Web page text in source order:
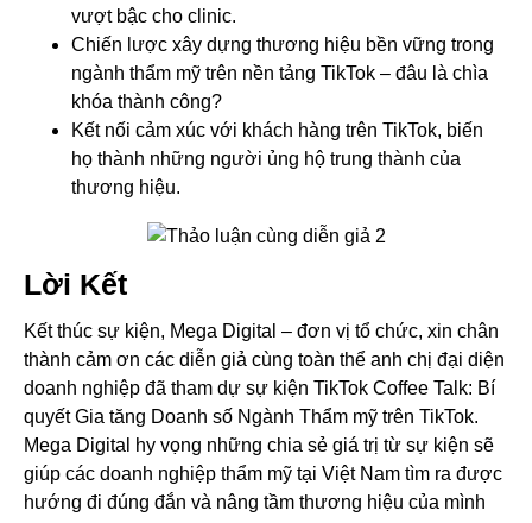
vượt bậc cho clinic.
Chiến lược xây dựng thương hiệu bền vững trong
ngành thẩm mỹ trên nền tảng TikTok – đâu là chìa
khóa thành công?
Kết nối cảm xúc với khách hàng trên TikTok, biến
họ thành những người ủng hộ trung thành của
thương hiệu.
Lời Kết
Kết thúc sự kiện, Mega Digital – đơn vị tổ chức, xin chân
thành cảm ơn các diễn giả cùng toàn thể anh chị đại diện
doanh nghiệp đã tham dự sự kiện TikTok Coffee Talk: Bí
quyết Gia tăng Doanh số Ngành Thẩm mỹ trên TikTok.
Mega Digital hy vọng những chia sẻ giá trị từ sự kiện sẽ
giúp các doanh nghiệp thẩm mỹ tại Việt Nam tìm ra được
hướng đi đúng đắn và nâng tầm thương hiệu của mình